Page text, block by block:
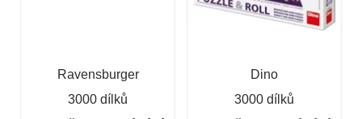
Ravensburger
3000 dílků
Dino
3000 dílků